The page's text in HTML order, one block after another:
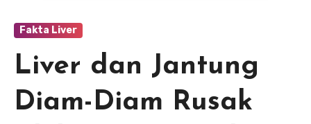
Fakta Liver
Liver dan Jantung
Diam-Diam Rusak